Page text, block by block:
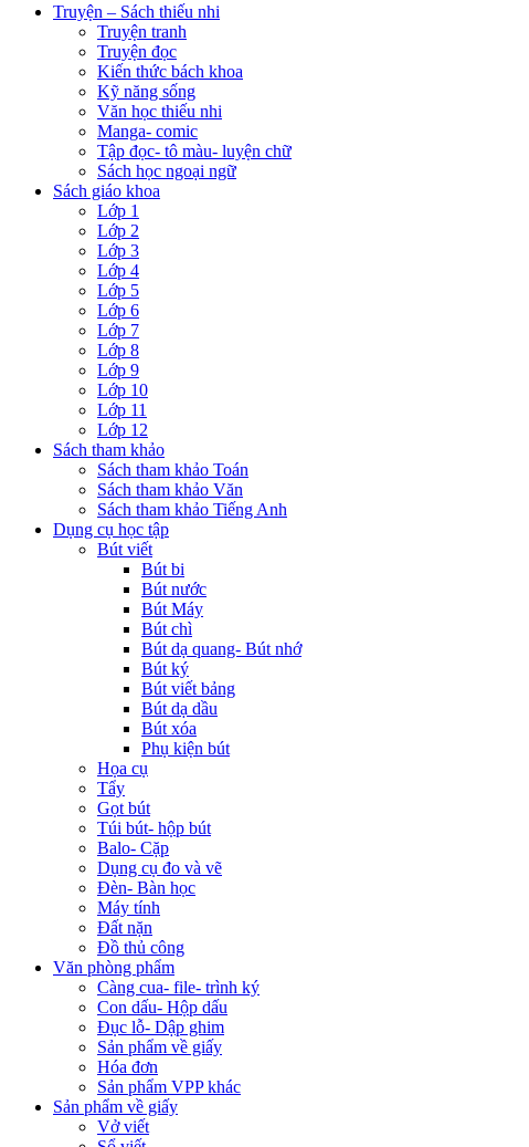
Truyện – Sách thiếu nhi
Truyện tranh
Truyện đọc
Kiến thức bách khoa
Kỹ năng sống
Văn học thiếu nhi
Manga- comic
Tập đọc- tô màu- luyện chữ
Sách học ngoại ngữ
Sách giáo khoa
Lớp 1
Lớp 2
Lớp 3
Lớp 4
Lớp 5
Lớp 6
Lớp 7
Lớp 8
Lớp 9
Lớp 10
Lớp 11
Lớp 12
Sách tham khảo
Sách tham khảo Toán
Sách tham khảo Văn
Sách tham khảo Tiếng Anh
Dụng cụ học tập
Bút viết
Bút bi
Bút nước
Bút Máy
Bút chì
Bút dạ quang- Bút nhớ
Bút ký
Bút viết bảng
Bút dạ dầu
Bút xóa
Phụ kiện bút
Họa cụ
Tẩy
Gọt bút
Túi bút- hộp bút
Balo- Cặp
Dụng cụ đo và vẽ
Đèn- Bàn học
Máy tính
Đất nặn
Đồ thủ công
Văn phòng phẩm
Càng cua- file- trình ký
Con dấu- Hộp dấu
Đục lỗ- Dập ghim
Sản phẩm về giấy
Hóa đơn
Sản phẩm VPP khác
Sản phẩm về giấy
Vở viết